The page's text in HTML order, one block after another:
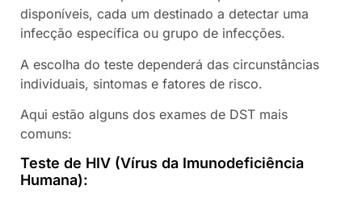
disponíveis, cada um destinado a detectar uma
infecção específica ou grupo de infecções.
A escolha do teste dependerá das circunstâncias
individuais, sintomas e fatores de risco.
Aqui estão alguns dos exames de DST mais
comuns:
Teste de HIV (Vírus da Imunodeficiência
Humana):